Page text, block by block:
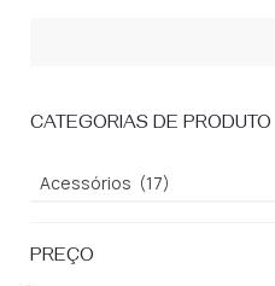
CATEGORIAS DE PRODUTO
Acessórios (17)
PREÇO